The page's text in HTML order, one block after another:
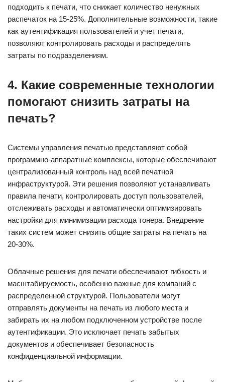
подходить к печати, что снижает количество ненужных
распечаток на 15-25%. Дополнительные возможности, такие
как аутентификация пользователей и учет печати,
позволяют контролировать расходы и распределять
затраты по подразделениям.
4. Какие современные технологии
помогают снизить затраты на
печать?
Системы управления печатью представляют собой
программно-аппаратные комплексы, которые обеспечивают
централизованный контроль над всей печатной
инфраструктурой. Эти решения позволяют устанавливать
правила печати, контролировать доступ пользователей,
отслеживать расходы и автоматически оптимизировать
настройки для минимизации расхода тонера. Внедрение
таких систем может снизить общие затраты на печать на
20-30%.
Облачные решения для печати обеспечивают гибкость и
масштабируемость, особенно важные для компаний с
распределенной структурой. Пользователи могут
отправлять документы на печать из любого места и
забирать их на любом подключенном устройстве после
аутентификации. Это исключает печать забытых
документов и обеспечивает безопасность
конфиденциальной информации.